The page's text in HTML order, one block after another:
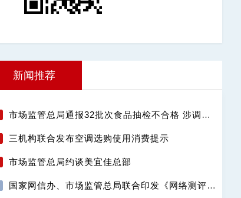
新闻推荐
市场监管总局通报32批次食品抽检不合格 涉调味品饮料肉制品等13类
三机构联合发布空调选购使用消费提示
市场监管总局约谈美宜佳总部
国家网信办、市场监管总局联合印发《网络测评活动规范》